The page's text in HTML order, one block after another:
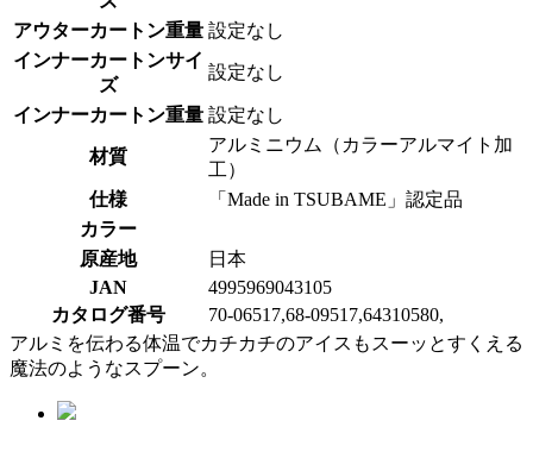
アウターカートン重量 設定なし
インナーカートンサイ
ズ
設定なし
インナーカートン重量 設定なし
材質
アルミニウム（カラーアルマイト加
工）
仕様
「Made in TSUBAME」認定品
カラー
原産地
日本
JAN
4995969043105
カタログ番号
70-06517,68-09517,64310580,
アルミを伝わる体温でカチカチのアイスもスーッとすくえる
魔法のようなスプーン。